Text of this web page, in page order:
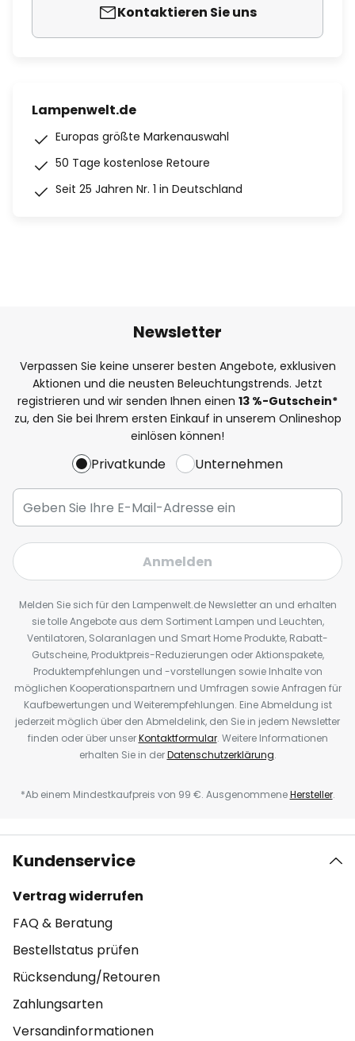
Kontaktieren Sie uns
Lampenwelt.de
Europas größte Markenauswahl
50 Tage kostenlose Retoure
Seit 25 Jahren Nr. 1 in Deutschland
Newsletter
Verpassen Sie keine unserer besten Angebote, exklusiven
Aktionen und die neusten Beleuchtungstrends. Jetzt
registrieren und wir senden Ihnen einen 13 %-Gutschein*
zu, den Sie bei Ihrem ersten Einkauf in unserem Onlineshop
einlösen können!
Privatkunde Unternehmen
Anmelden
Melden Sie sich für den Lampenwelt.de Newsletter an und erhalten
sie tolle Angebote aus dem Sortiment Lampen und Leuchten,
Ventilatoren, Solaranlagen und Smart Home Produkte, Rabatt-
Gutscheine, Produktpreis-Reduzierungen oder Aktionspakete,
Produktempfehlungen und -vorstellungen sowie Inhalte von
möglichen Kooperationspartnern und Umfragen sowie Anfragen für
Kaufbewertungen und Weiterempfehlungen. Eine Abmeldung ist
jederzeit möglich über den Abmeldelink, den Sie in jedem Newsletter
finden oder über unserKontaktformular. Weitere Informationen
erhalten Sie in derDatenschutzerklärung.
*Ab einem Mindestkaufpreis von 99 €. AusgenommeneHersteller.
Kundenservice
Vertrag widerrufen
FAQ & Beratung
Bestellstatus prüfen
Rücksendung/Retouren
Zahlungsarten
Versandinformationen